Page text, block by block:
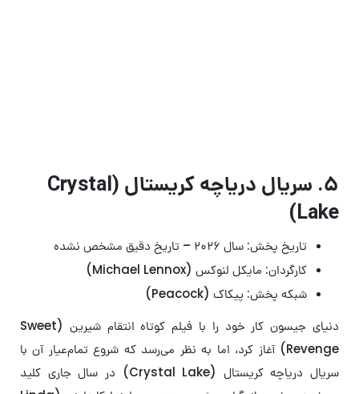
۵. سریال دریاچه کریستال (Crystal
Lake)
تاریخ پخش: سال ۲۰۲۶ – تاریخ دقیق مشخص نشده
کارگردان: مایکل لنوکس (Michael Lennox)
شبکه پخش: پیکاک (Peacock)
دنیای جیسون کار خود را با فیلم کوتاه انتقام شیرین (Sweet
Revenge) آغاز کرد، اما به نظر می‌رسد که شروع تمام‌عیار آن با
سریال دریاچه کریستال (Crystal Lake) در سال جاری کلید